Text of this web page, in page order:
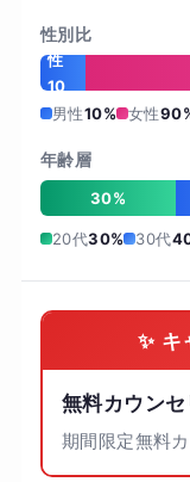
性別比
男
性
10
%男性10% 女性
年齢層
30%
20代30% 30代
✨ キ
無料カウン
期間限定無料